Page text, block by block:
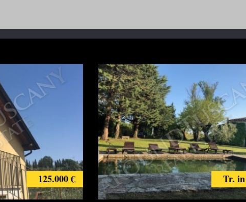
125.000 € Tr.